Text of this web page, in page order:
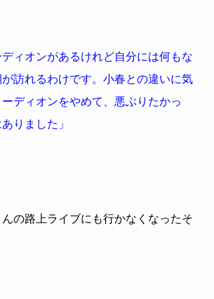
ディオンがあるけれど自分には何もな
訪れるわけです。小春との違いに気
ディオンをやめて、悪ぶりたかっ
りました」
の路上ライブにも行かなくなったそ